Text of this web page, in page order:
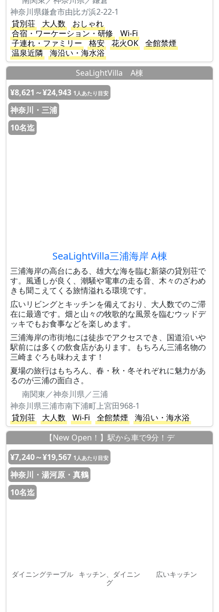
神奈川県鎌倉市由比ガ浜2-22-1
貸別荘
大人数
おしゃれ
合宿・ワーケーション・研修
Wi-Fi
子連れ・ファミリー
格安 花火OK
全館禁煙
温泉近隣
海沿い・海水浴
SeaLightVilla A棟
¥8,621～¥24,943 1人あたり目安
神奈川・三浦
10名迄
SeaLightVilla三浦海岸 A棟
三浦海岸の高台にある、雄大な海を臨む新築の貸別荘で
す。風通しが良く、潮騒や電車の走る音、木々のざわめ
きも聞こえてくる旅情溢れる環境です。
広いリビングとキッチンを備えており、大人数でのご滞
在に最適です。畑と山々の牧歌的な風景を臨むウッドデ
ッキでもお食事などを楽しめます。
三浦海岸の市街地には徒歩でアクセスでき、国道沿いや
駅前には多くの飲食店があります。もちろん三浦名物の
三崎まぐろも味わえます！
夏場の旅行はもちろん、春・秋・冬それぞれに魅力があ
るのが三浦の面白さ。
南関東／神奈川県／三浦
神奈川県三浦市南下浦町上宮田968-1
貸別荘
大人数 Wi-Fi 全館禁煙
海沿い・海水浴
【New Open！】駅から車で9分！デ
¥7,240～¥19,567 1人あたり目安
神奈川・湯河原・真鶴
10名迄
ダイニングテーブル
キッチン、ダイニン
グ
広いキッチン